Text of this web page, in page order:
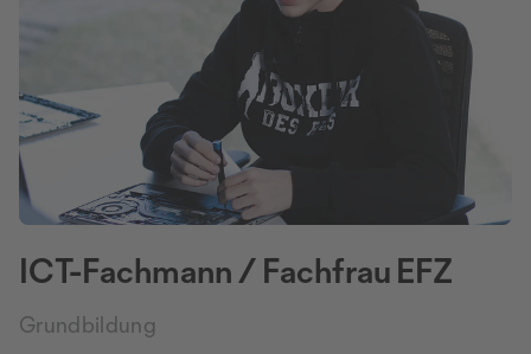
ICT-Fachmann / Fachfrau EFZ
Grundbildung